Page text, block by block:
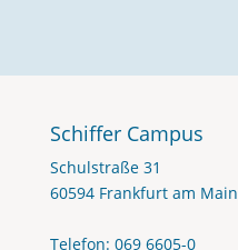
Schiffer Campus
Schulstraße 31
60594 Frankfurt am Main
Telefon: 069 6605-0